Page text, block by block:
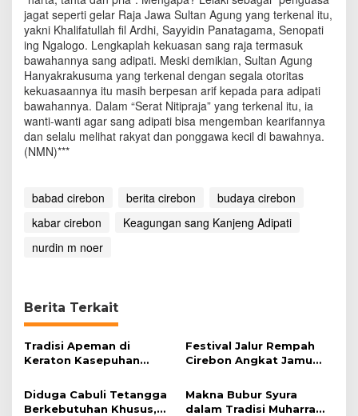
jagat seperti gelar Raja Jawa Sultan Agung yang terkenal itu,
yakni Khalifatullah fil Ardhi, Sayyidin Panatagama, Senopati
ing Ngalogo. Lengkaplah kekuasan sang raja termasuk
bawahannya sang adipati. Meski demikian, Sultan Agung
Hanyakrakusuma yang terkenal dengan segala otoritas
kekuasaannya itu masih berpesan arif kepada para adipati
bawahannya. Dalam “Serat Nitipraja” yang terkenal itu, ia
wanti-wanti agar sang adipati bisa mengemban kearifannya
dan selalu melihat rakyat dan ponggawa kecil di bawahnya.
(NMN)***
babad cirebon berita cirebon
budaya cirebon
kabar cirebon
Keagungan sang Kanjeng Adipati
nurdin m noer
Berita Terkait
Tradisi Apeman di
Keraton Kasepuhan
dan Doa
Festival Jalur Rempah
Cirebon Angkat Jamu
Diduga Cabuli Tetangga
Berkebutuhan Khusus,
Makna Bubur Syura
dalam Tradisi Muharram